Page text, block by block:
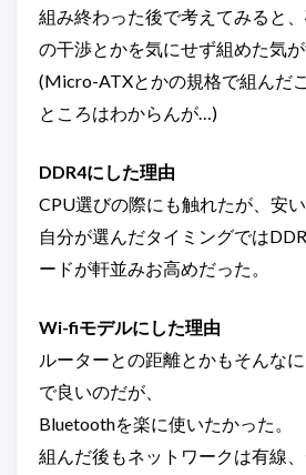
組み終わった後で考えてみると
の干渉とかを気にせず組めた気が
(Micro-ATXとかの規格で組んだ
ところはわからんが…)
DDR4にした理由
CPU選びの際にも触れたが、安い
自分が選んだタイミングでは
ードが軒並みお高めだった。
Wi-fiモデルにした理由
ルーターとの距離とかもそんな
で良いのだが、
Bluetoothを楽に使いたかった。
組んだ後もネットワークは有線